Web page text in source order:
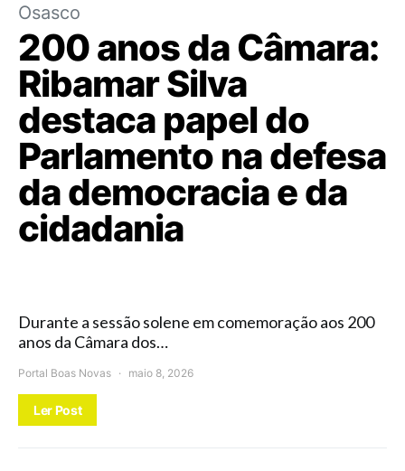
Osasco
200 anos da Câmara:
Ribamar Silva
destaca papel do
Parlamento na defesa
da democracia e da
cidadania
Durante a sessão solene em comemoração aos 200
anos da Câmara dos…
Portal Boas Novas maio 8, 2026
Ler Post